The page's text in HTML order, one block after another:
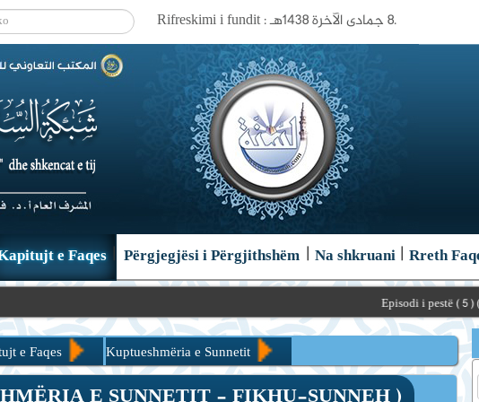
Rifreskimi i fundit : ٨ جمادى الآخرة ١٤٣٨هـ.
e Faqes | Përgjegjësi i Përgjithshëm | Na shkruani | Rreth
Episodi i pestë ( 5 ) ( E drejta e
e Faqes
Kuptueshmëria e Sunnetit
SUNNETIT - FIKHU-SUNNEH )